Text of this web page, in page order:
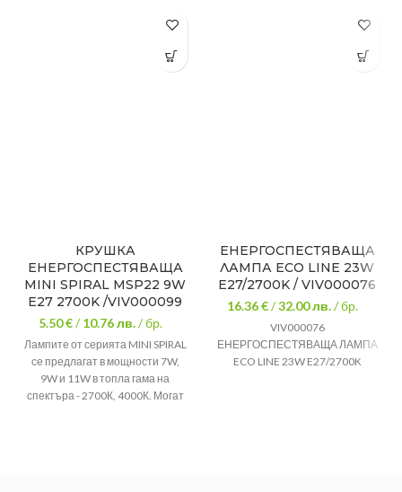
КРУШКА
ЕНЕРГОСПЕСТЯВАЩА
MINI SPIRAL MSP22 9W
E27 2700K /VIV000099
5.50 €/10.76лв./ бр.
Лампите от серията MINI SPIRAL
се предлагат в мощности 7W,
9W и 11W в топла гама на
спектъра - 2700К, 4000К. Могат
ЕНЕРГОСПЕСТЯВАЩА
ЛАМПА ECO LINE 23W
E27/2700K / VIV000076
16.36 €/32.00лв./ бр.
VIV000076
ЕНЕРГОСПЕСТЯВАЩА ЛАМПА
ECO LINE 23W E27/2700K